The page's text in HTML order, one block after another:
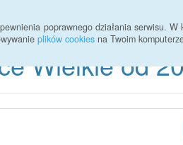
poprawnego działania serwisu.
plików cookies na Twoim
Wielkie od